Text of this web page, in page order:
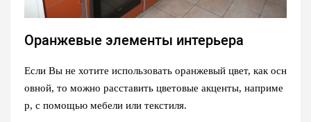
Оранжевые элементы интерьера
Если Вы не хотите использовать оранжевый цвет, как осн
овной, то можно расставить цветовые акценты, наприме
р, с помощью мебели или текстиля.